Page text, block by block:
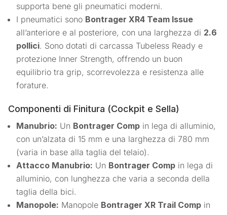
supporta bene gli pneumatici moderni.
I pneumatici sono Bontrager XR4 Team Issue
all’anteriore e al posteriore, con una larghezza di 2.6
pollici. Sono dotati di carcassa Tubeless Ready e
protezione Inner Strength, offrendo un buon
equilibrio tra grip, scorrevolezza e resistenza alle
forature.
Componenti di Finitura (Cockpit e Sella)
Manubrio: Un Bontrager Comp in lega di alluminio,
con un’alzata di 15 mm e una larghezza di 780 mm
(varia in base alla taglia del telaio).
Attacco Manubrio: Un Bontrager Comp in lega di
alluminio, con lunghezza che varia a seconda della
taglia della bici.
Manopole: Manopole Bontrager XR Trail Comp in